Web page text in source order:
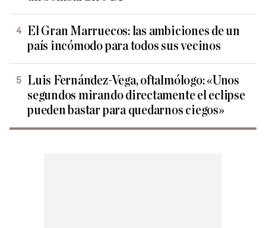
El Gran Marruecos: las ambiciones de un
país incómodo para todos sus vecinos
Luis Fernández-Vega, oftalmólogo: «Unos
segundos mirando directamente el eclipse
pueden bastar para quedarnos ciegos»